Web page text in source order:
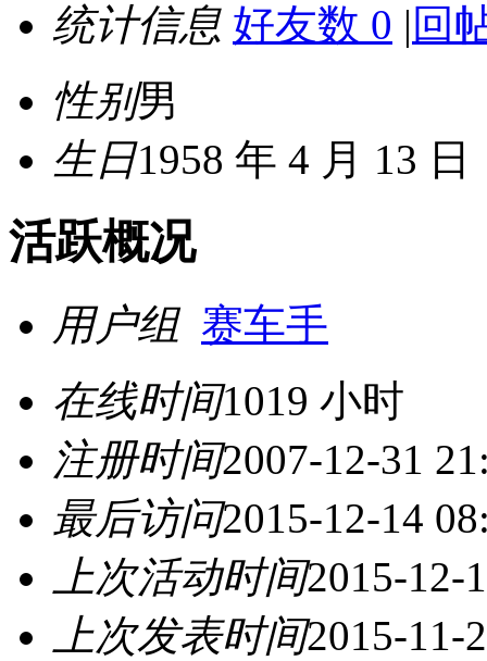
统计信息 好友数 0 | 回
性别男
生日1958 年 4 月 13 日
活跃概况
用户组 赛车手
在线时间1019 小时
注册时间2007-12-31
最后访问2015-12-14
上次活动时间2015-12-
上次发表时间2015-11-